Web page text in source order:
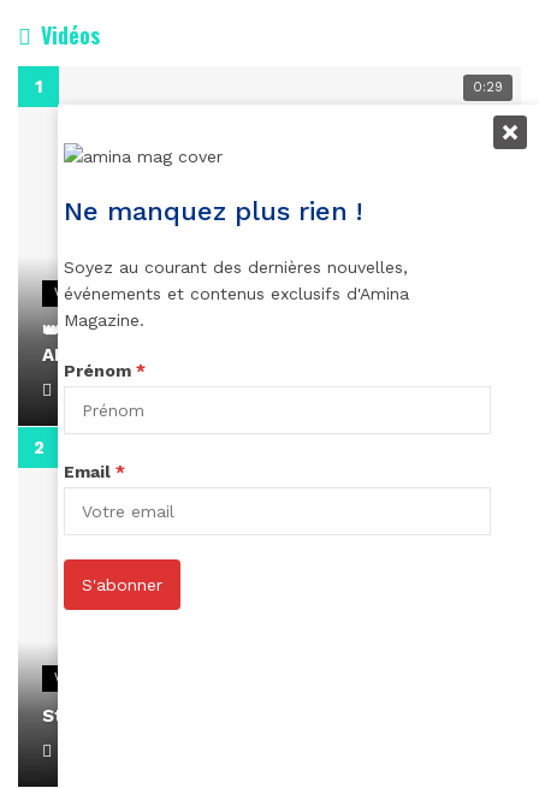
Vidéos
0:29
VIDEOS
👑 Remerciements à Ayden pour son message sur
AMINA, le Magazine de la Femme
April 1, 2022
VIDEOS
Stacy passe un message
Ne manquez plus rien !
Soyez au courant des dernières nouvelles,
événements et contenus exclusifs d'Amina
Magazine.
Prénom *
Email *
S'abonner